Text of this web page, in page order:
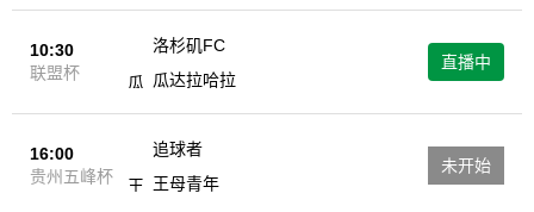
10:30
联盟杯
洛杉矶FC
瓜达拉哈拉
直播中
16:00
贵州五峰杯
追球者
王母青年
未开始